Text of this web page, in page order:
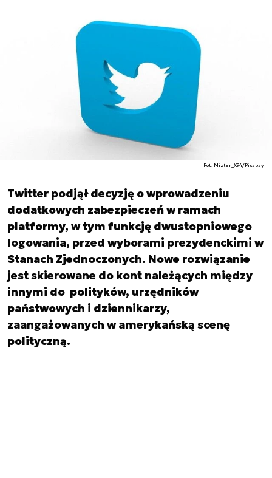
Fot. Mizter_X94/Pixabay
Twitter podjął decyzję o wprowadzeniu
dodatkowych zabezpieczeń w ramach
platformy, w tym funkcję dwustopniowego
logowania, przed wyborami prezydenckimi w
Stanach Zjednoczonych. Nowe rozwiązanie
jest skierowane do kont należących między
innymi do polityków, urzędników
państwowych i dziennikarzy,
zaangażowanych w amerykańską scenę
polityczną.